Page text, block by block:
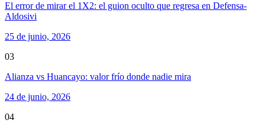
El error de mirar el 1X2: el guion oculto que regresa en Defensa-
Aldosivi
25 de junio, 2026
03
Alianza vs Huancayo: valor frío donde nadie mira
24 de junio, 2026
04